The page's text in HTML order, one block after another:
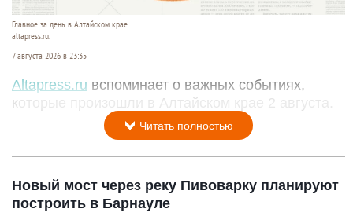
Главное за день в Алтайском крае.
altapress.ru.
7 августа 2026 в 23:35
Altapress.ru вспоминает о важных событиях,
которые произошли в Алтайском крае 2 августа.
Читать полностью
Новый мост через реку Пивоварку планируют
построить в Барнауле